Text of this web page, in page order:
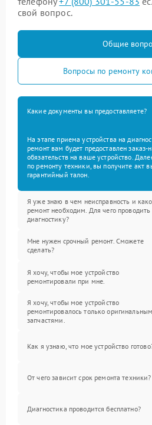
свой вопрос.
Общие
Вопросы по ремонту
Какие документы вы предоставляете?
На этапе приема устройства на
ремонт вам будет предоставлен
обязательств на ваше устройство.
по ремонту техники, вы получите акт
гарантийный талон.
Я уже знаю в чем неисправность и
ремонт необходим. Для чего проводить
диагностику?
Мне нужен срочный ремонт. Сможете
сделать?
Я хочу, чтобы мое устройство
ремонтировали при мне.
Я хочу, чтобы мое устройство
ремонтировалось только
запчастями.
Как я узнаю, что мое устройство
От чего зависит срок ремонта техники?
Диагностика проводится бесплатно?